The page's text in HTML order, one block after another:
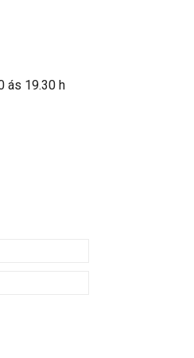
ás 19.30 h